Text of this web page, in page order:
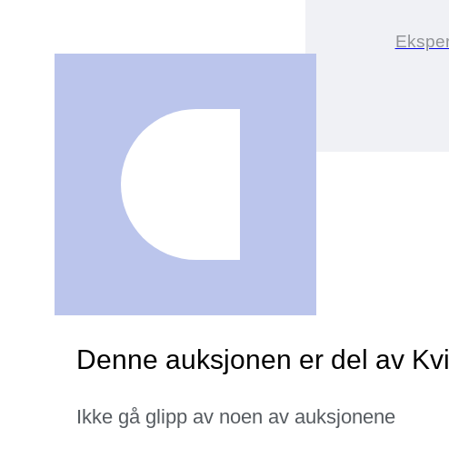
Denne auksjonen er del av
Ikke gå glipp av noen av auksjonene